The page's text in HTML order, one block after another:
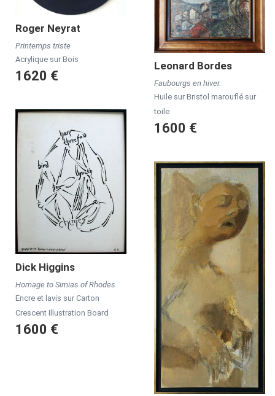
Roger Neyrat
Printemps triste
Acrylique sur Bois
1620 €
Leonard Bordes
Faubourgs en hiver.
Huile sur Bristol marouflé sur
toile
1600 €
Dick Higgins
Homage to Simias of Rhodes
Encre et lavis sur Carton
Crescent Illustration Board
1600 €